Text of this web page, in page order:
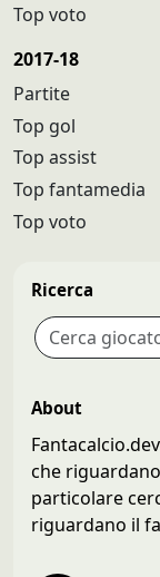
Top voto
2017-18
Partite
Top gol
Top assist
Top fantamedia
Top voto
Ricerca
About
che
particolare
riguardano il